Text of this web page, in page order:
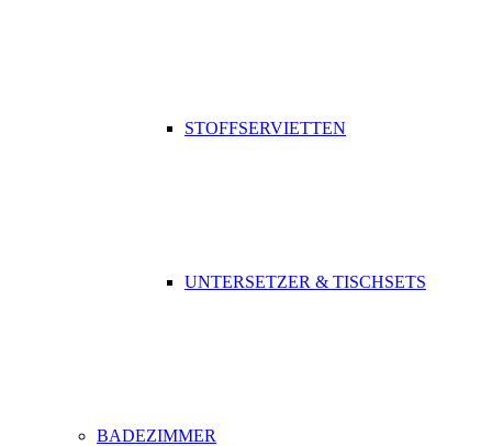
STOFFSERVIETTEN
UNTERSETZER & TISCHSETS
BADEZIMMER